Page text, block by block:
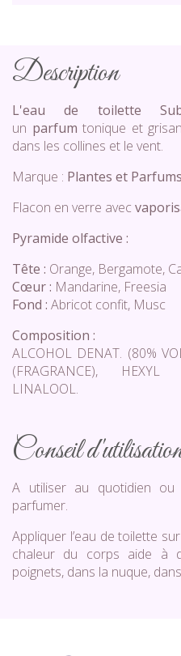
Description
L'eau de toilette
un parfum tonique et
dans les collines et le vent.
Marque : Plantes et Parfums
Flacon en verre avec
Pyramide olfactive :
Tête : Orange, Bergamote,
Cœur : Mandarine, Freesia
Fond : Abricot confit, Musc
Composition :
ALCOHOL DENAT. (80%
(FRAGRANCE),
LINALOOL.
Conseil
A utiliser au quotidien ou
parfumer.
Appliquer l’eau de toilette
chaleur du corps aide à
poignets, dans la nuque,